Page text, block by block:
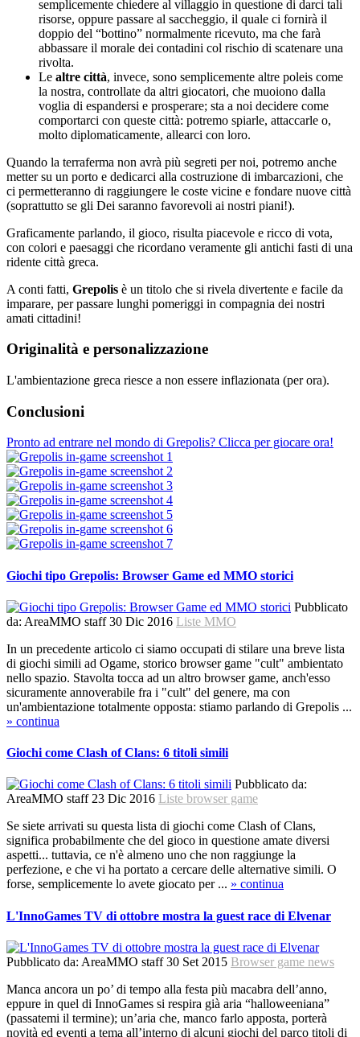
semplicemente chiedere al villaggio in questione di darci tali
risorse, oppure passare al saccheggio, il quale ci fornirà il
doppio del “bottino” normalmente ricevuto, ma che farà
abbassare il morale dei contadini col rischio di scatenare una
rivolta.
Le altre città, invece, sono semplicemente altre poleis come
la nostra, controllate da altri giocatori, che muoiono dalla
voglia di espandersi e prosperare; sta a noi decidere come
comportarci con queste città: potremo spiarle, attaccarle o,
molto diplomaticamente, allearci con loro.
Quando la terraferma non avrà più segreti per noi, potremo anche
metter su un porto e dedicarci alla costruzione di imbarcazioni, che
ci permetteranno di raggiungere le coste vicine e fondare nuove città
(soprattutto se gli Dei saranno favorevoli ai nostri piani!).
Graficamente parlando, il gioco, risulta piacevole e ricco di vota,
con colori e paesaggi che ricordano veramente gli antichi fasti di una
ridente città greca.
A conti fatti, Grepolis è un titolo che si rivela divertente e facile da
imparare, per passare lunghi pomeriggi in compagnia dei nostri
amati cittadini!
Originalità e personalizzazione
L'ambientazione greca riesce a non essere inflazionata (per ora).
Conclusioni
Pronto ad entrare nel mondo di Grepolis? Clicca per giocare ora!
Giochi tipo Grepolis: Browser Game ed MMO storici
Pubblicato
da: AreaMMO staff30 Dic 2016 Liste MMO
In un precedente articolo ci siamo occupati di stilare una breve lista
di giochi simili ad Ogame, storico browser game "cult" ambientato
nello spazio. Stavolta tocca ad un altro browser game, anch'esso
sicuramente annoverabile fra i "cult" del genere, ma con
un'ambientazione totalmente opposta: stiamo parlando di Grepolis ...
» continua
Giochi come Clash of Clans: 6 titoli simili
Pubblicato da:
AreaMMO staff23 Dic 2016 Liste browser game
Se siete arrivati su questa lista di giochi come Clash of Clans,
significa probabilmente che del gioco in questione amate diversi
aspetti... tuttavia, ce n'è almeno uno che non raggiunge la
perfezione, e che vi ha portato a cercare delle alternative simili. O
forse, semplicemente lo avete giocato per ... » continua
L'InnoGames TV di ottobre mostra la guest race di Elvenar
Pubblicato da: AreaMMO staff30 Set 2015 Browser game news
Manca ancora un po’ di tempo alla festa più macabra dell’anno,
eppure in quel di InnoGames si respira già aria “halloweeniana”
(passatemi il termine); un’aria che, manco farlo apposta, porterà
novità ed eventi a tema all’interno di alcuni giochi del parco titoli di